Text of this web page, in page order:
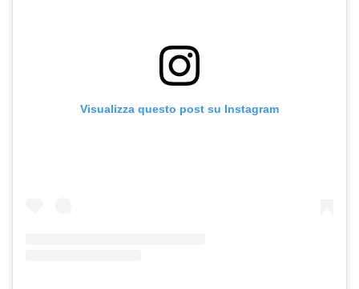
Visualizza questo post su Instagram